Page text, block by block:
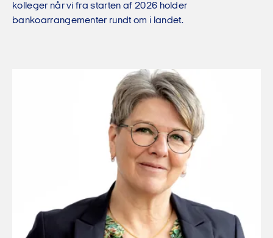
kolleger når vi fra starten af 2026 holder
bankoarrangementer rundt om i landet.